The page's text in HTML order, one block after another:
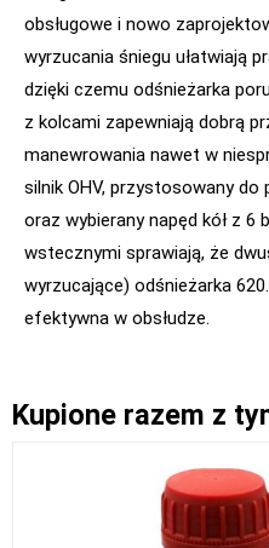
obsługowe i nowo
wyrzucania śniegu ułatwiają
dzięki czemu odśnieżarka
z kolcami zapewniają dobrą
manewrowania nawet w
silnik OHV, przystosowany
oraz wybierany napęd kół z 6
wstecznymi sprawiają, że
wyrzucające) odśnieżarka
efektywna w obsłudze.
Kupione razem z